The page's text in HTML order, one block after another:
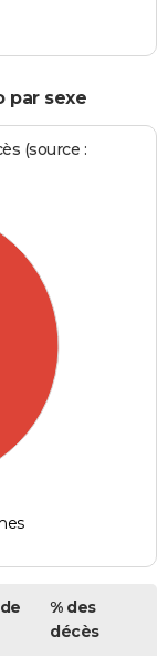
par sexe
(source :
% des
décès